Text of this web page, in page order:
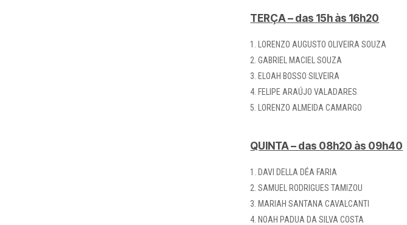
TERÇA – das 15h às 16h20
LORENZO AUGUSTO OLIVEIRA SOUZA
GABRIEL MACIEL SOUZA
ELOAH BOSSO SILVEIRA
FELIPE ARAÚJO VALADARES
LORENZO ALMEIDA CAMARGO
QUINTA – das 08h20 às 09h40
DAVI DELLA DÉA FARIA
SAMUEL RODRIGUES TAMIZOU
MARIAH SANTANA CAVALCANTI
NOAH PADUA DA SILVA COSTA